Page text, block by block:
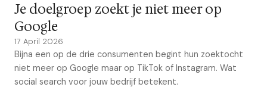
Je doelgroep zoekt je niet meer op
Google
17 April 2026
Bijna een op de drie consumenten begint hun zoektocht
niet meer op Google maar op TikTok of Instagram. Wat
social search voor jouw bedrijf betekent.